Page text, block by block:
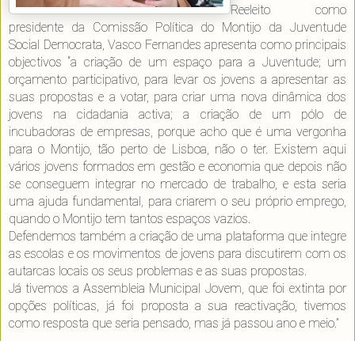
Reeleito como
presidente da Comissão Política do Montijo da Juventude
Social Democrata, Vasco Fernandes apresenta como principais
objectivos “a criação de um espaço para a Juventude; um
orçamento participativo, para levar os jovens a apresentar as
suas propostas e a votar, para criar uma nova dinâmica dos
jovens na cidadania activa; a criação de um pólo de
incubadoras de empresas, porque acho que é uma vergonha
para o Montijo, tão perto de Lisboa, não o ter. Existem aqui
vários jovens formados em gestão e economia que depois não
se conseguem integrar no mercado de trabalho, e esta seria
uma ajuda fundamental, para criarem o seu próprio emprego,
quando o Montijo tem tantos espaços vazios.
Defendemos também a criação de uma plataforma que integre
as escolas e os movimentos de jovens para discutirem com os
autarcas locais os seus problemas e as suas propostas.
Já tivemos a Assembleia Municipal Jovem, que foi extinta por
opções políticas, já foi proposta a sua reactivação, tivemos
como resposta que seria pensado, mas já passou ano e meio.”